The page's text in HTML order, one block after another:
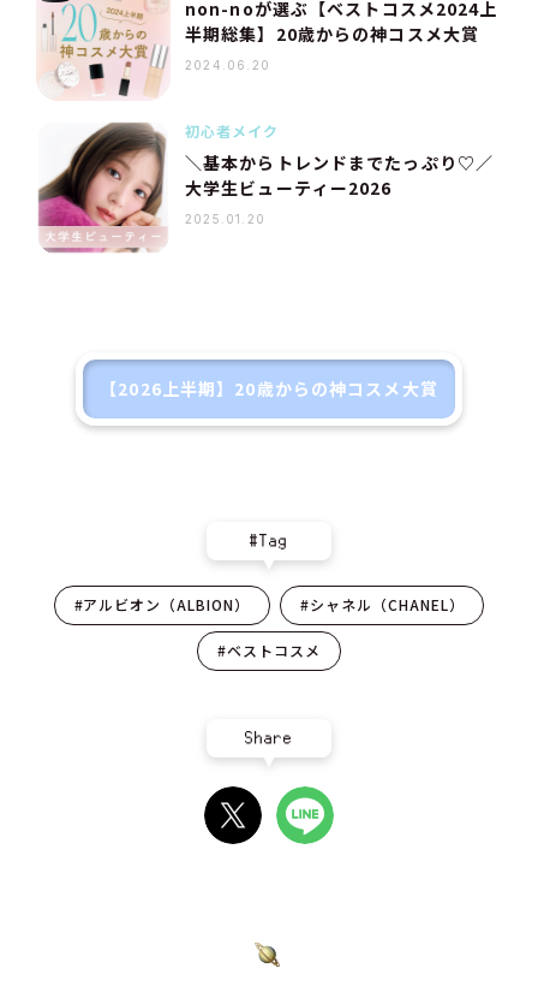
non-noが選ぶ【ベストコスメ2024上
半期総集】20歳からの神コスメ大賞
2024.06.20
初心者メイク
＼基本からトレンドまでたっぷり♡／
大学生ビューティー2026
2025.01.20
【2026上半期】20歳からの神コスメ大賞
#Tag
#アルビオン（ALBION） #シャネル（CHANEL）
#ベストコスメ
Share